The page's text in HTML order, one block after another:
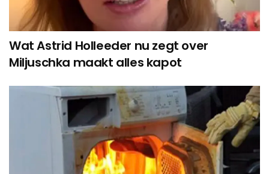
Wat Astrid Holleeder nu zegt over
Miljuschka maakt alles kapot